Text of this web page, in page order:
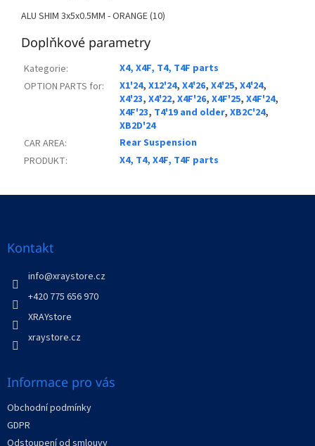
ALU SHIM 3x5x0.5MM - ORANGE (10)
Doplňkové parametry
Kategorie:
X4, X4F, T4, T4F parts
OPTION PARTS for: X1'24, X12'24, X4'26, X4'25, X4'24,
X4'23, X4'22, X4F'26, X4F'25, X4F'24,
X4F'23, T4'19 and older, XB2C'24,
XB2D'24
CAR AREA:
Rear Suspension
PRODUKT: X4, T4, X4F, T4F parts
Kontakt
info@xraystore.cz
+420 775 656 970
XRAYstore
xraystore.cz
Informace pro vás
Obchodní podmínky
GDPR